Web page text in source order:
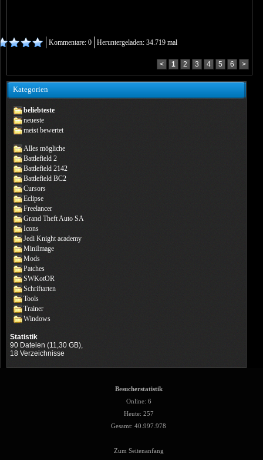
Kommentare: 0 Heruntergeladen: 34.719 mal
< 1 2 3 4 5 6 >
Kategorien
beliebteste
neueste
meist bewertet
Alles mögliche
Battlefield 2
Battlefield 2142
Battlefield BC2
Cursors
Eclipse
Freelancer
Grand Theft Auto SA
Icons
Jedi Knight academy
MiniImage
Mods
Patches
SWKotOR
Schriftarten
Tools
Trainer
Windows
Statistik
90 Dateien (11,30 GB),
18 Verzeichnisse
Besucherstatistik
Online: 6
Heute: 257
Gesamt: 40.997.978
Zum Seitenanfang